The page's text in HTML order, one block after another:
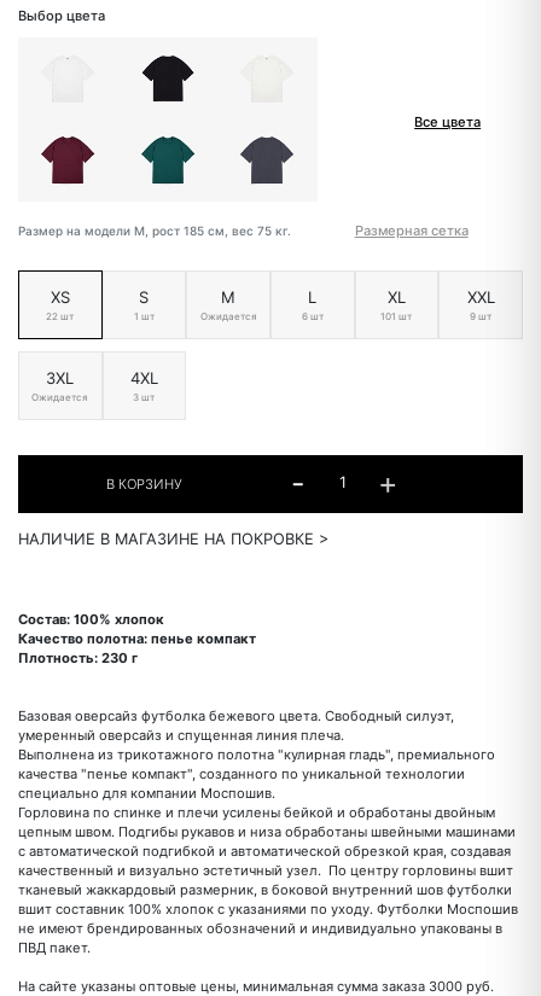
Выбор цвета
Все цвета
Размер на модели M, рост 185 см, вес 75 кг. Размерная сетка
XS
22 шт
S
1 шт
M
Ожидается
L
6 шт
XL
101 шт
XXL
9 шт
3XL
Ожидается
4XL
3 шт
НАЛИЧИЕ В МАГАЗИНЕ НА ПОКРОВКЕ >
Состав: 100% хлопок
Качество полотна: пенье компакт
Плотность: 230 г
Базовая оверсайз футболка бежевого цвета. Свободный силуэт,
умеренный оверсайз и спущенная линия плеча.
Выполнена из трикотажного полотна "кулирная гладь", премиального
качества "пенье компакт", созданного по уникальной технологии
специально для компании Моспошив.
Горловина по спинке и плечи усилены бейкой и обработаны двойным
цепным швом. Подгибы рукавов и низа обработаны швейными машинами
с автоматической подгибкой и автоматической обрезкой края, создавая
качественный и визуально эстетичный узел. По центру горловины вшит
тканевый жаккардовый размерник, в боковой внутренний шов футболки
вшит составник 100% хлопок с указаниями по уходу. Футболки Моспошив
не имеют брендированных обозначений и индивидуально упакованы в
ПВД пакет.
На сайте указаны оптовые цены, минимальная сумма заказа 3000 руб.